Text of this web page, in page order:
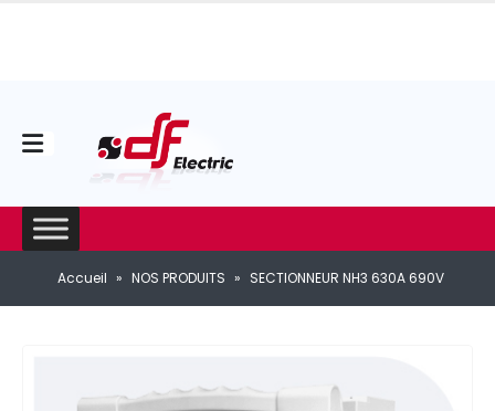
Accueil » NOS PRODUITS » SECTIONNEUR NH3 630A 690V